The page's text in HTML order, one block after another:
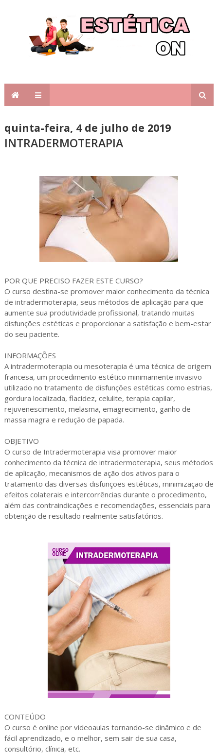
quinta-feira, 4 de julho de 2019
INTRADERMOTERAPIA
POR QUE PRECISO FAZER ESTE CURSO?
O curso destina-se promover maior conhecimento da técnica
de intradermoterapia, seus métodos de aplicação para que
aumente sua produtividade profissional, tratando muitas
disfunções estéticas e proporcionar a satisfação e bem-estar
do seu paciente.
INFORMAÇÕES
A intradermoterapia ou mesoterapia é uma técnica de origem
francesa, um procedimento estético minimamente invasivo
utilizado no tratamento de disfunções estéticas como estrias,
gordura localizada, flacidez, celulite, terapia capilar,
rejuvenescimento, melasma, emagrecimento, ganho de
massa magra e redução de papada.
OBJETIVO
O curso de Intradermoterapia visa promover maior
conhecimento da técnica de intradermoterapia, seus métodos
de aplicação, mecanismos de ação dos ativos para o
tratamento das diversas disfunções estéticas, minimização de
efeitos colaterais e intercorrências durante o procedimento,
além das contraindicações e recomendações, essenciais para
obtenção de resultado realmente satisfatórios.
CONTEÚDO
O curso é online por videoaulas tornando-se dinâmico e de
fácil aprendizado, e o melhor, sem sair de sua casa,
consultório, clínica, etc.